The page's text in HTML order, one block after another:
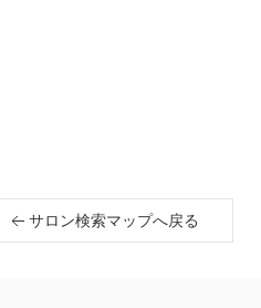
サロン検索マップへ戻る